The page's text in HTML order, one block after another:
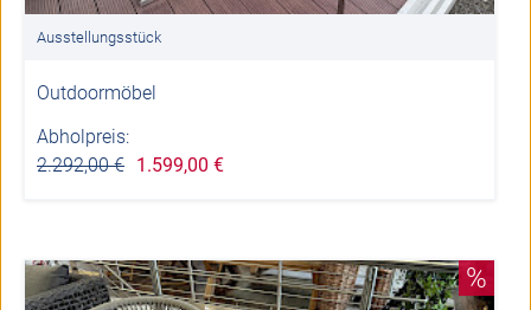
Ausstellungsstück
Outdoormöbel
Abholpreis:
2.292,00 € 1.599,00 €
%